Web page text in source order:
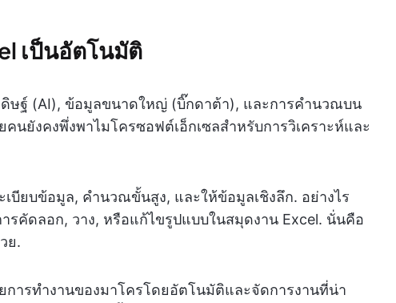
เป็นอัตโนมัติ
ษฐ์ (AI), ข้อมูลขนาดใหญ่ (บิ๊กดาต้า), และการคำนวณบน
นยังคงพึ่งพาไมโครซอฟต์เอ็กเซลสำหรับการวิเคราะห์และ
บียบข้อมูล, คำนวณขั้นสูง, และให้ข้อมูลเชิงลึก. อย่างไร
รคัดลอก, วาง, หรือแก้ไขรูปแบบในสมุดงาน Excel. นั่นคือ
ย.
การทำงานของมาโครโดยอัตโนมัติและจัดการงานที่น่า